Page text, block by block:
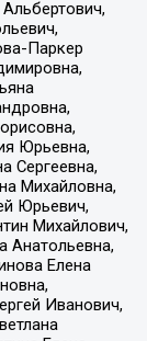
Паркер
Юрьевна,
Сергеевна,
Михайловна,
Юрьевич,
Михайлович,
Анатольевна,
Елена
Иванович,